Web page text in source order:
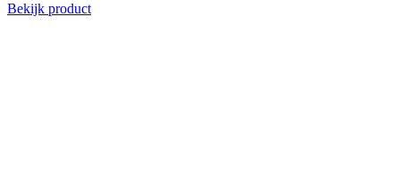
Bekijk product